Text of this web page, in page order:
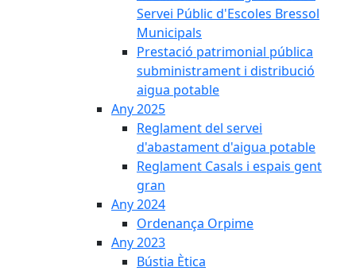
Servei Públic d'Escoles Bressol
Municipals
Prestació patrimonial pública
subministrament i distribució
aigua potable
Any 2025
Reglament del servei
d'abastament d'aigua potable
Reglament Casals i espais gent
gran
Any 2024
Ordenança Orpime
Any 2023
Bústia Ètica